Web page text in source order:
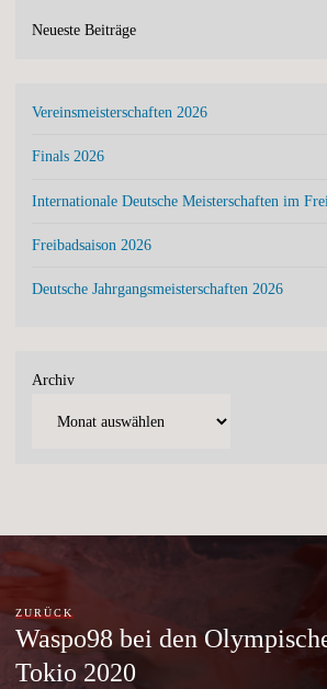
Neueste Beiträge
Vereinsmeisterschaften 2026
Finals 2026
Internationale Deutsche Meisterschaften im
Freibadsaison 2026
Deutsche Jahrgangsmeisterschaften 2026
Archiv
ZURÜCK
Waspo98 bei den
Tokio 2020